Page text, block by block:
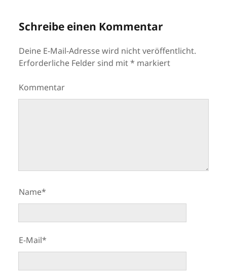
Schreibe einen Kommentar
Deine E-Mail-Adresse wird nicht veröffentlicht.
Erforderliche Felder sind mit* markiert
Kommentar
Name*
E-Mail*